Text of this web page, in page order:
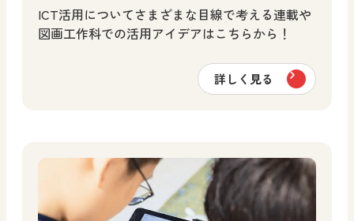
ICT活用についてさまざまな目線で考える連載や
図画工作科での活用アイデアはこちらから！
詳しく見る